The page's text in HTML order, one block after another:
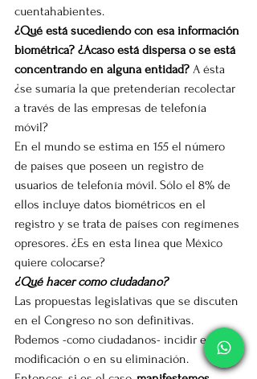
cuentahabientes.
¿Qué está sucediendo con esa información
biométrica? ¿Acaso está dispersa o se está
concentrando en alguna entidad? A ésta
¿se sumaría la que pretenderían recolectar
a través de las empresas de telefonía
móvil?
En el mundo se estima en 155 el número
de países que poseen un registro de
usuarios de telefonía móvil. Sólo el 8% de
ellos incluye datos biométricos en el
registro y se trata de países con regímenes
opresores. ¿Es en esta línea que México
quiere colocarse?
¿Qué hacer como ciudadano?
Las propuestas legislativas que se discuten
en el Congreso no son definitivas.
Podemos -como ciudadanos- incidir en su
modificación o en su eliminación.